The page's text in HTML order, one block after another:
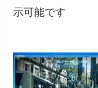
示可能です